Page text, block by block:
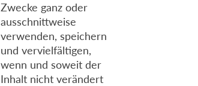
Zwecke ganz oder
ausschnittweise
verwenden, speichern
und vervielfältigen,
wenn und soweit der
Inhalt nicht verändert